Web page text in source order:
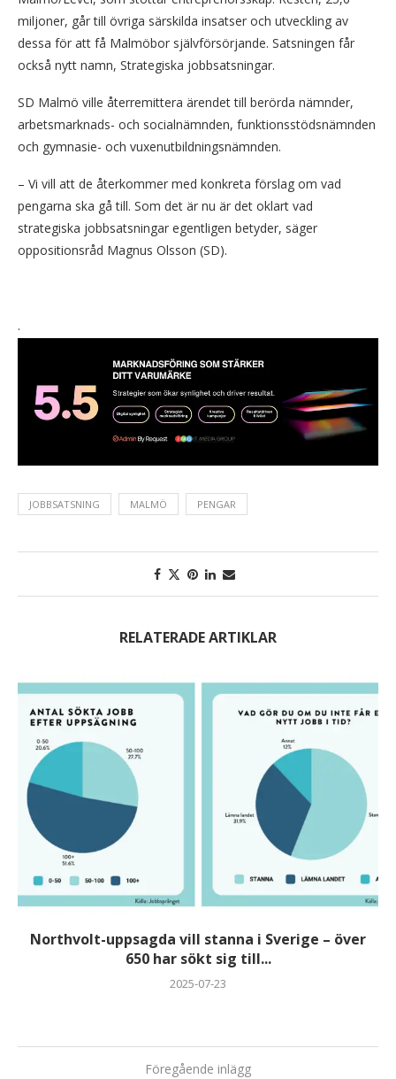
miljoner, går till övriga särskilda insatser och utveckling av
dessa för att få Malmöbor självförsörjande. Satsningen får
också nytt namn, Strategiska jobbsatsningar.
SD Malmö ville återremittera ärendet till berörda nämnder,
arbetsmarknads- och socialnämnden, funktionsstödsnämnden
och gymnasie- och vuxenutbildningsnämnden.
– Vi vill att de återkommer med konkreta förslag om vad
pengarna ska gå till. Som det är nu är det oklart vad
strategiska jobbsatsningar egentligen betyder, säger
oppositionsråd Magnus Olsson (SD).
.
JOBBSATSNING MALMÖ PENGAR
RELATERADE ARTIKLAR
Northvolt-uppsagda vill stanna i Sverige – över
650 har sökt sig till...
2025-07-23
Föregående inlägg